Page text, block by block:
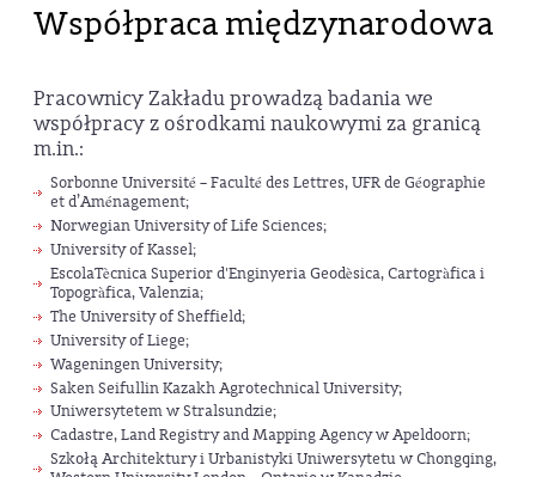
Współpraca międzynarodowa
Pracownicy Zakładu prowadzą badania we
współpracy z ośrodkami naukowymi za granicą
m.in.:
Sorbonne Université – Faculté des Lettres, UFR de Géographie
et d’Aménagement;
Norwegian University of Life Sciences;
University of Kassel;
EscolaTècnica Superior d'Enginyeria Geodèsica, Cartogràfica i
Topogràfica, Valenzia;
The University of Sheffield;
University of Liege;
Wageningen University;
Saken Seifullin Kazakh Agrotechnical University;
Uniwersytetem w Stralsundzie;
Cadastre, Land Registry and Mapping Agency w Apeldoorn;
Szkołą Architektury i Urbanistyki Uniwersytetu w Chongqing,